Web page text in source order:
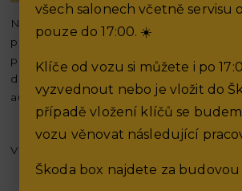
Nový Volkswagen T-Roc
předchozí generaci – moderní design,
pohodlí i výkonné motory. Pokud vás
doporučuji využít konfigurátor nebo
autorizovaného prodejce pro
Více informací o novém Volkswagenu T-
všech salonech včetně servisu
pouze do 17:00. ☀️
Klíče od vozu si můžete i po
vyzvednout nebo je vložit do
případě vložení klíčů se
vozu věnovat následující
Škoda box najdete za budovou